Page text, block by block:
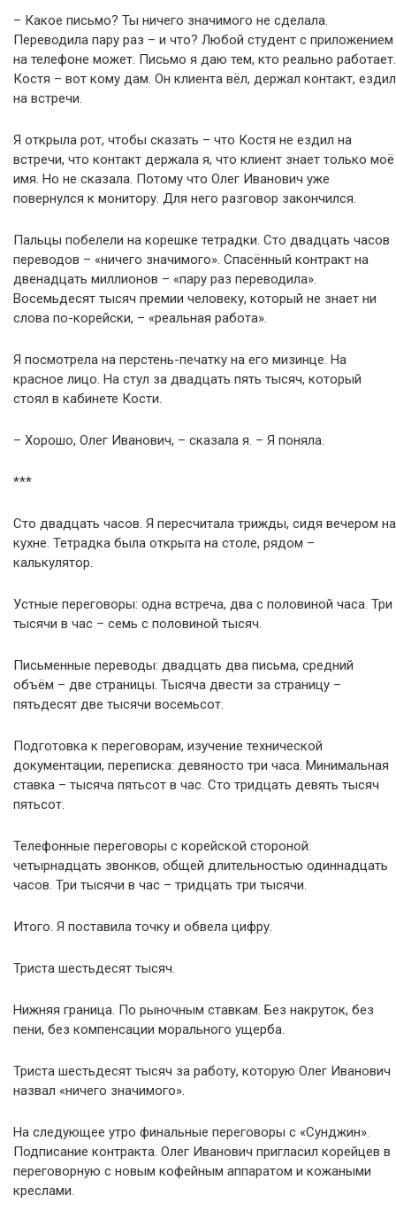
– Какое письмо? Ты ничего значимого не сделала.
Переводила пару раз – и что? Любой студент с приложением
на телефоне может. Письмо я даю тем, кто реально работает.
Костя – вот кому дам. Он клиента вёл, держал контакт, ездил
на встречи.
Я открыла рот, чтобы сказать – что Костя не ездил на
встречи, что контакт держала я, что клиент знает только моё
имя. Но не сказала. Потому что Олег Иванович уже
повернулся к монитору. Для него разговор закончился.
Пальцы побелели на корешке тетрадки. Сто двадцать часов
переводов – «ничего значимого». Спасённый контракт на
двенадцать миллионов – «пару раз переводила».
Восемьдесят тысяч премии человеку, который не знает ни
слова по-корейски, – «реальная работа».
Я посмотрела на перстень-печатку на его мизинце. На
красное лицо. На стул за двадцать пять тысяч, который
стоял в кабинете Кости.
– Хорошо, Олег Иванович, – сказала я. – Я поняла.
***
Сто двадцать часов. Я пересчитала трижды, сидя вечером на
кухне. Тетрадка была открыта на столе, рядом –
калькулятор.
Устные переговоры: одна встреча, два с половиной часа. Три
тысячи в час – семь с половиной тысяч.
Письменные переводы: двадцать два письма, средний
объём – две страницы. Тысяча двести за страницу –
пятьдесят две тысячи восемьсот.
Подготовка к переговорам, изучение технической
документации, переписка: девяносто три часа. Минимальная
ставка – тысяча пятьсот в час. Сто тридцать девять тысяч
пятьсот.
Телефонные переговоры с корейской стороной:
четырнадцать звонков, общей длительностью одиннадцать
часов. Три тысячи в час – тридцать три тысячи.
Итого. Я поставила точку и обвела цифру.
Триста шестьдесят тысяч.
Нижняя граница. По рыночным ставкам. Без накруток, без
пени, без компенсации морального ущерба.
Триста шестьдесят тысяч за работу, которую Олег Иванович
назвал «ничего значимого».
На следующее утро финальные переговоры с «Сунджин».
Подписание контракта. Олег Иванович пригласил корейцев в
переговорную с новым кофейным аппаратом и кожаными
креслами.